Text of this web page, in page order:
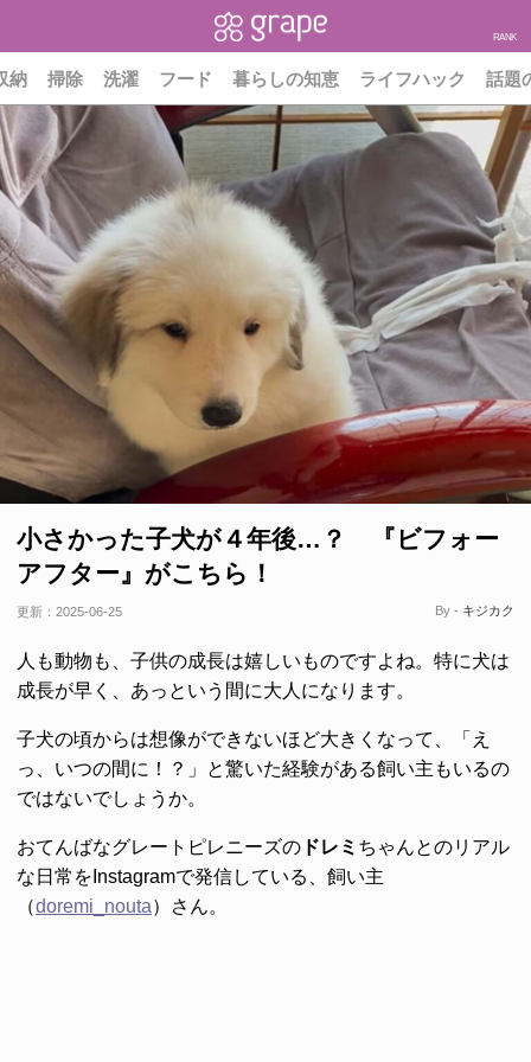
RANK
納 掃除 洗濯 フード 暮らしの知恵 ライフハック 話題
小さかった子犬が４年後…？ 『ビフォー
アフター』がこちら！
更新： 2025-06-25 By - キジカク
人も動物も、子供の成長は嬉しいものですよね。特に犬は
成長が早く、あっという間に大人になります。
子犬の頃からは想像ができないほど大きくなって、「え
っ、いつの間に！？」と驚いた経験がある飼い主もいるの
ではないでしょうか。
おてんばなグレートピレニーズの ドレミ ちゃんとのリアル
な日常をInstagramで発信している、飼い主
（doremi_nouta）さん。